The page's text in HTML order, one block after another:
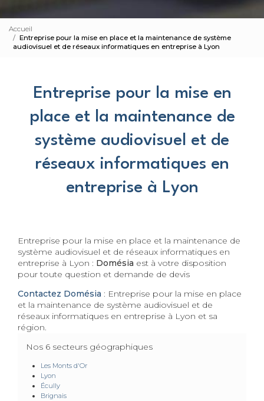
Accueil
Entreprise pour la mise en place et la maintenance de système
audiovisuel et de réseaux informatiques en entreprise à Lyon
Entreprise pour la mise en
place et la maintenance de
système audiovisuel et de
réseaux informatiques en
entreprise à Lyon
Entreprise pour la mise en place et la maintenance de
système audiovisuel et de réseaux informatiques en
entreprise à Lyon : Domésia est à votre disposition
pour toute question et demande de devis
Contactez Domésia : Entreprise pour la mise en place
et la maintenance de système audiovisuel et de
réseaux informatiques en entreprise à Lyon et sa
région.
Nos 6 secteurs géographiques
Les Monts d'Or
Lyon
Écully
Brignais